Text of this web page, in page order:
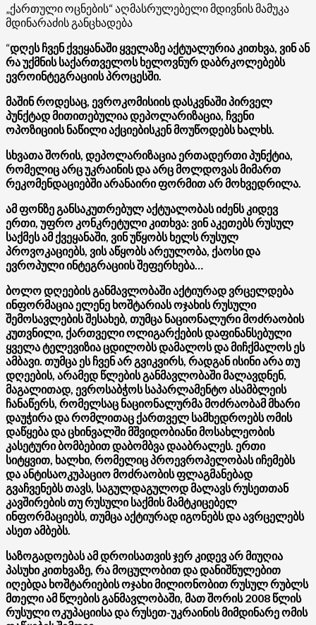
„ქართული ოცნების“ აღმასრულებელი მდივნის მამუკა
მდინარაძის განცხადება
“დღეს ჩვენ ქვეყანაში ყველაზე აქტუალურია კითხვა, ვინ ან
რა უქმნის საქართველოს ხელოვნურ დაბრკოლებებს
ევროინტეგრაციის პროცესში.
მაშინ როდესაც, ევროკომისიის დასკვნაში პირველ
პუნქტად მითითებულია დეპოლარიზაცია, ჩვენი
ოპოზიციის ნაწილი აქციებისკენ მოუწოდებს ხალხს.
სხვათა შორის, დეპოლარიზაცია ერთადერთი პუნქტია,
რომელიც არც უკრაინის და არც მოლდოვას მიმართ
რეკომენდაციებში არანაირი ფორმით არ მოხვედრილა.
ამ ფონზე განსაკუთრებულ აქტუალობას იძენს კიდევ
ერთი, უფრო კონკრეტული კითხვა: ვინ აკეთებს რუსულ
საქმეს ამ ქვეყანაში, ვინ უწყობს ხელს რუსულ
პროვოკაციებს, ვის აწყობს არეულობა, ქაოსი და
ევროპული ინტეგრაციის შეფერხება…
ბოლო დღეების განმავლობაში აქტიურად ვრცელდება
ინფორმაცია ელენე ხოშტარიას ოჯახის რუსული
შემოსავლების შესახებ, თუმცა ნაციონალური მოძრაობის
კუთვნილი, ქართველი ოლიგარქების დაფინანსებული
ყველა ტელევიზია ცდილობს დამალოს და მიჩქმალოს ეს
ამბავი. თუმცა ეს ჩვენ არ გვიკვირს, რადგან ისინი არა თუ
დღეების, არამედ წლების განმავლობაში მალავდნენ,
მაგალითად, ევროსაბჭოს საპარლამენტო ასამბლეის
ჩანაწერს, რომელსაც ნაციონალურმა მოძრაობამ მხარი
დაუჭირა და რომლითაც ქართველ სამხედროებს ომის
დაწყება და ცხინვალში მშვიდობიანი მოსახლეობის
კასეტური ბომბებით დაბომბვა დააბრალეს. ერთი
სიტყვით, ხალხი, რომელიც პროევროპელობას იჩემებს
და ანტისაოკუპაციო მოძრაობის ფლაგმანებად
გვაჩვენებს თავს, საგულდაგულოდ მალავს რუსეთთან
კავშირების თუ რუსული საქმის მამტკიცებელ
ინფორმაციებს, თუმცა აქტიურად იგონებს და ავრცელებს
ასეთ ამბებს.
საზოგადოებას ამ დროისათვის ჯერ კიდევ არ მიუღია
პასუხი კითხვაზე, რა მოცულობით და დანიშნულებით
იღებდა ხოშტარიების ოჯახი მილიონობით რუსულ რუბლს
მთელი ამ წლების განმავლობაში, მათ შორის 2008 წლის
რუსული ოკუპაციისა და რუსეთ-უკრაინის მიმდინარე ომის